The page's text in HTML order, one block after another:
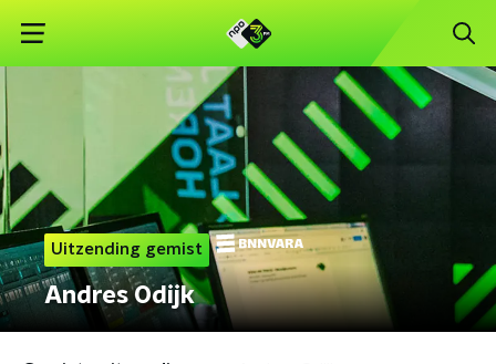
Uitzending gemist
Andres Odijk